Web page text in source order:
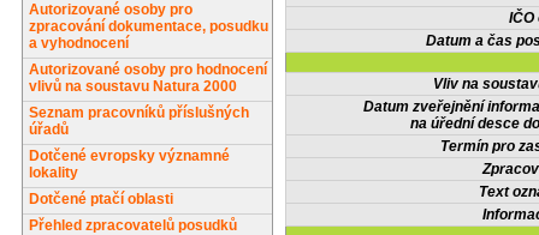
Autorizované osoby pro
zpracování dokumentace, posudku
a vyhodnocení
Autorizované osoby pro hodnocení
vlivů na soustavu Natura 2000
Seznam pracovníků příslušných
úřadů
Dotčené evropsky významné
lokality
Dotčené ptačí oblasti
Přehled zpracovatelů posudků
IČO
Datum a čas
Vliv na
Datum zveřejnění
na úřední desce
Termín pro
Text